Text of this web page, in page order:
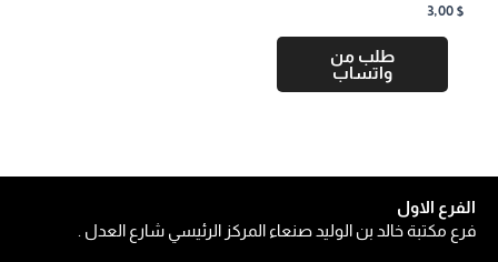
3,00 $
طلب من
واتساب
الفرع الاول
فرع مكتبة خالد بن الوليد صنعاء المركز الرئيسي شارع العدل .